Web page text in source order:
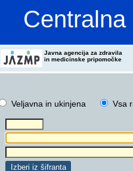
Javna agencija za zdravila
in medicinske pripomočke
Veljavna in ukinjena Vsa